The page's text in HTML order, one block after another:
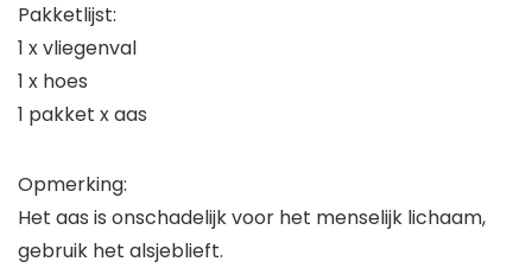
Pakketlijst:
1 x vliegenval
1 x hoes
1 pakket x aas
Opmerking:
Het aas is onschadelijk voor het menselijk lichaam,
gebruik het alsjeblieft.